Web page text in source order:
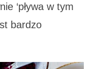
‘pływa w tym
bardzo